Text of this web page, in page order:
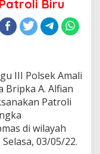
Biru
III Polsek Amali
Bripka A. Alfian
Patroli
di wilayah
03/05/22.